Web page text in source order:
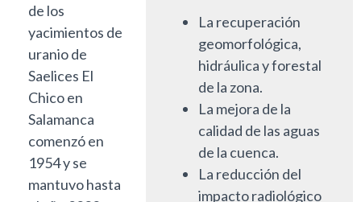
de los
yacimientos de
uranio de
Saelices El
Chico en
Salamanca
comenzó en
1954 y se
mantuvo hasta
La recuperación
geomorfológica,
hidráulica y forestal
de la zona.
La mejora de la
calidad de las aguas
de la cuenca.
La reducción del
impacto radiológico